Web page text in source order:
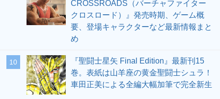
CROSSROADS（バーチャファイター
クロスロード）』発売時期、ゲーム概
要、登場キャラクターなど最新情報まと
め
10
『聖闘士星矢 Final Edition』最新刊15
巻。表紙は山羊座の黄金聖闘士シュラ！
車田正美による全編大幅加筆で完全新生